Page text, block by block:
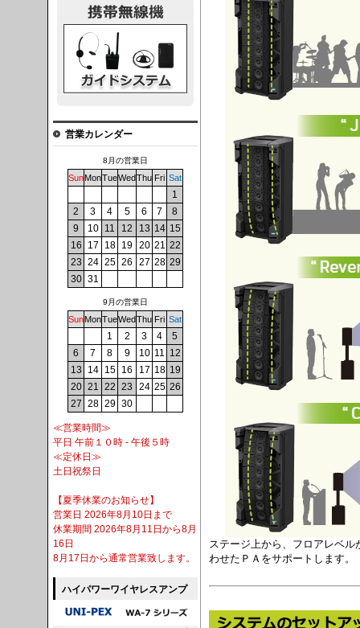
ステージ上から、フロアレベ
わせたＰＡをサポートします。
営業カレンダー
8月の営業日
SunMonTueWedThu Fri Sat
1
2
3 4 5 6 7
8
9
10 11 12 13 14 15
16
17 18 19 20 21 22
23 24 25 26 27 28 29
30 31
9月の営業日
SunMonTueWedThu Fri Sat
1 2 3 4
5
6
7 8 9 10 11 12
13
14 15 16 17 18 19
20 21 22 23 24 25 26
27 28 29 30
≪営業時間≫
平日 午前１０時 - 午後５時
≪定休日≫
土日祝祭日
【夏季休業のお知らせ】
営業日 2026年8月10日まで
休業期間 2026年8月11日から8月
16日
8月17日から通常営業致します。
ハイパワーワイヤレスアンプ